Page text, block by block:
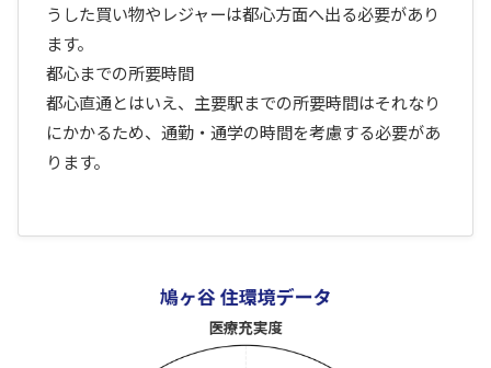
うした買い物やレジャーは都心方面へ出る必要があり
ます。
都心までの所要時間
都心直通とはいえ、主要駅までの所要時間はそれなり
にかかるため、通勤・通学の時間を考慮する必要があ
ります。